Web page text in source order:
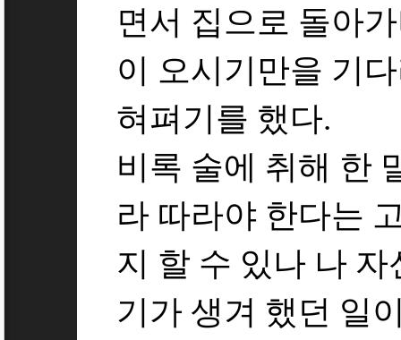
면서 집으로 돌아
이 오시기만을 기
혀펴기를 했다.
비록 술에 취해 한
라 따라야 한다는
지 할 수 있나 나
기가 생겨 했던 일